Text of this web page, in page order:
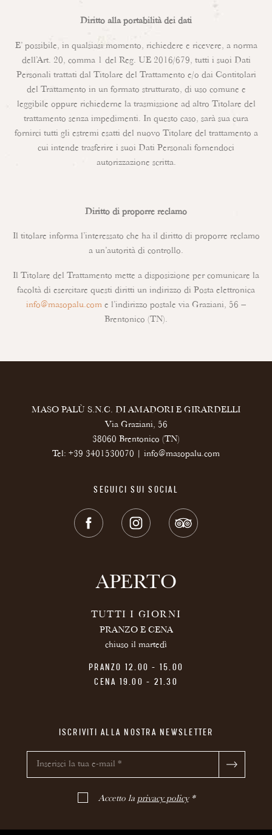
Diritto alla portabilità dei dati
E’ possibile, in qualsiasi momento, richiedere e ricevere, a norma
dell’Art. 20, comma 1 del Reg. UE 2016/679, tutti i suoi Dati
Personali trattati dal Titolare del Trattamento e/o dai Contitolari
del Trattamento in un formato strutturato, di uso comune e
leggibile oppure richiederne la trasmissione ad altro Titolare del
trattamento senza impedimenti. In questo caso, sarà sua cura
fornirci tutti gli estremi esatti del nuovo Titolare del trattamento a
cui intende trasferire i suoi Dati Personali fornendoci
autorizzazione scritta.
Diritto di proporre reclamo
Il titolare informa l’interessato che ha il diritto di proporre reclamo
a un’autorità di controllo.
Il Titolare del Trattamento mette a disposizione per comunicare la
facoltà di esercitare questi diritti un indirizzo di Posta elettronica
info@masopalu.com e l’indirizzo postale via Graziani, 56 –
Brentonico (TN).
MASO PALÙ S.N.C. DI AMADORI E GIRARDELLI
Via Graziani, 56
38060 Brentonico (TN)
Tel: +39 3401530070 info@masopalu.com
SEGUICI SUI SOCIAL
APERTO
TUTTI I GIORNI
PRANZO E CENA
chiuso il martedì
PRANZO 12.00 - 15.00
CENA 19.00 - 21.30
ISCRIVITI ALLA NOSTRA NEWSLETTER
Accetto la privacy policy*